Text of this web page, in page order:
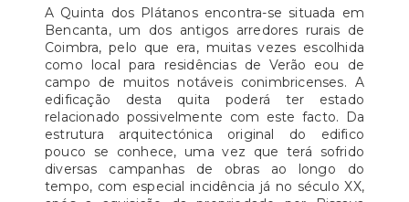
A Quinta dos Plátanos encontra-se situada em
Bencanta, um dos antigos arredores rurais de
Coimbra, pelo que era, muitas vezes escolhida
como local para residências de Verão eou de
campo de muitos notáveis conimbricenses. A
edificação desta quita poderá ter estado
relacionado possivelmente com este facto. Da
estrutura arquitectónica original do edifico
pouco se conhece, uma vez que terá sofrido
diversas campanhas de obras ao longo do
tempo, com especial incidência já no século XX,